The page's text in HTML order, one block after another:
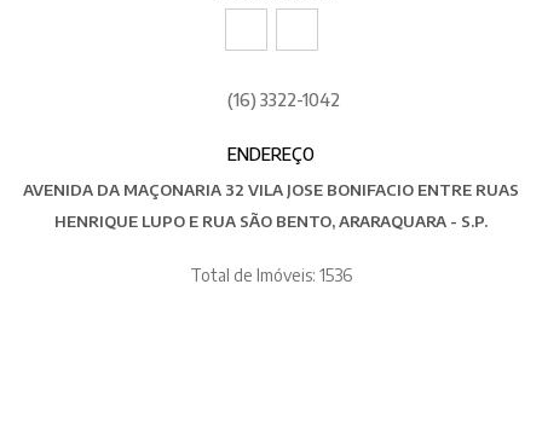
(16) 3322-1042
ENDEREÇO
AVENIDA DA MAÇONARIA 32 VILA JOSE BONIFACIO ENTRE RUAS
HENRIQUE LUPO E RUA SÃO BENTO, ARARAQUARA - S.P.
Total de Imóveis: 1536